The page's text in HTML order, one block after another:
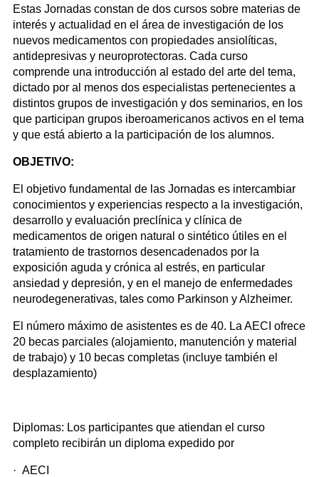
Estas Jornadas constan de dos cursos sobre materias de
interés y actualidad en el área de investigación de los
nuevos medicamentos con propiedades ansiolíticas,
antidepresivas y neuroprotectoras. Cada curso
comprende una introducción al estado del arte del tema,
dictado por al menos dos especialistas pertenecientes a
distintos grupos de investigación y dos seminarios, en los
que participan grupos iberoamericanos activos en el tema
y que está abierto a la participación de los alumnos.
OBJETIVO:
El objetivo fundamental de las Jornadas es intercambiar
conocimientos y experiencias respecto a la investigación,
desarrollo y evaluación preclínica y clínica de
medicamentos de origen natural o sintético útiles en el
tratamiento de trastornos desencadenados por la
exposición aguda y crónica al estrés, en particular
ansiedad y depresión, y en el manejo de enfermedades
neurodegenerativas, tales como Parkinson y Alzheimer.
El número máximo de asistentes es de 40. La AECI ofrece
20 becas parciales (alojamiento, manutención y material
de trabajo) y 10 becas completas (incluye también el
desplazamiento)
Diplomas: Los participantes que atiendan el curso
completo recibirán un diploma expedido por
· AECI